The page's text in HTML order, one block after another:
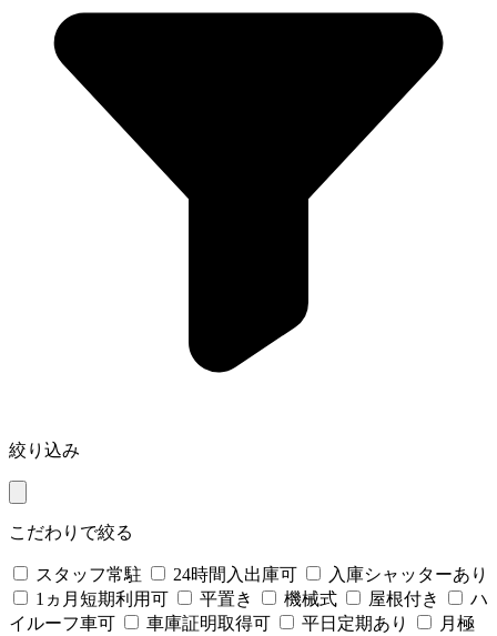
絞り込み
こだわりで絞る
スタッフ常駐 24時間入出庫可
入庫シャッターあり
1ヵ月短期利用可
平置き 機械式 屋根付き
ハ
イルーフ車可
車庫証明取得可 平日定期あり
月極